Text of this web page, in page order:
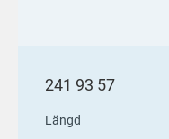
241 93 57
Längd